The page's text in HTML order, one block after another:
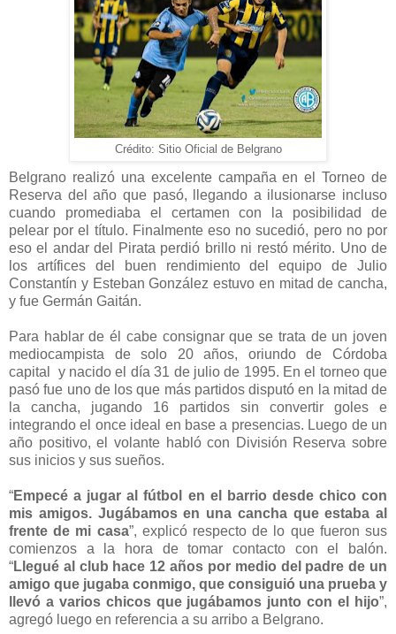
Crédito: Sitio Oficial de Belgrano
Belgrano realizó una excelente campaña en el Torneo de
Reserva del año que pasó, llegando a ilusionarse incluso
cuando promediaba el certamen con la posibilidad de
pelear por el título. Finalmente eso no sucedió, pero no por
eso el andar del Pirata perdió brillo ni restó mérito. Uno de
los artífices del buen rendimiento del equipo de Julio
Constantín y Esteban González estuvo en mitad de cancha,
y fue Germán Gaitán.
Para hablar de él cabe consignar que se trata de un joven
mediocampista de solo 20 años, oriundo de Córdoba
capital
y nacido el día 31 de julio de 1995. En el torneo que
pasó fue uno de los que más partidos disputó en la mitad de
la cancha, jugando 16 partidos sin convertir goles e
integrando el once ideal en base a presencias. Luego de un
año positivo, el volante habló con División Reserva sobre
sus inicios y sus sueños.
“Empecé a jugar al fútbol en el barrio desde chico con
mis amigos. Jugábamos en una cancha que estaba al
frente de mi casa”, explicó respecto de lo que fueron sus
comienzos a la hora de tomar contacto con el balón.
“Llegué al club hace 12 años por medio del padre de un
amigo que jugaba conmigo, que consiguió una prueba y
llevó a varios chicos que jugábamos junto con el hijo”,
agregó luego en referencia a su arribo a Belgrano.